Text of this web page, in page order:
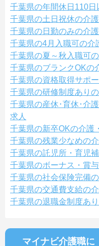
千葉県の年間休日110日
千葉県の土日祝休の介
千葉県の日勤のみの介
千葉県の4月入職可の介
千葉県の夏～秋入職可
千葉県のブランクOKの
千葉県の資格取得サポ
千葉県の研修制度あり
千葉県の産休･育休･介
求人
千葉県の新卒OKの介護
千葉県の残業少なめの
千葉県の託児所・育児
千葉県のボーナス・賞
千葉県の社会保険完備
千葉県の交通費支給の
千葉県の退職金制度あ
マイナビ介護職に